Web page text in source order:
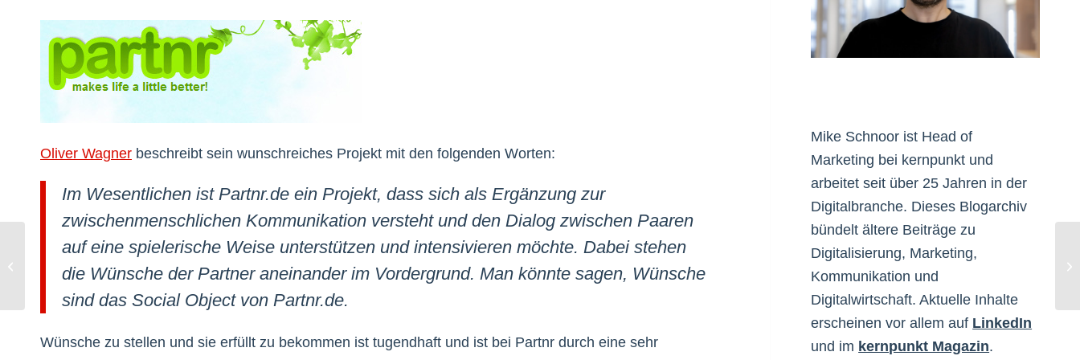
Oliver Wagner beschreibt sein wunschreiches Projekt mit den folgenden Worten:
Im Wesentlichen ist Partnr.de ein Projekt, dass sich als Ergänzung zur
zwischenmenschlichen Kommunikation versteht und den Dialog zwischen Paaren
auf eine spielerische Weise unterstützen und intensivieren möchte. Dabei stehen
die Wünsche der Partner aneinander im Vordergrund. Man könnte sagen, Wünsche
sind das Social Object von Partnr.de.
Wünsche zu stellen und sie erfüllt zu bekommen ist tugendhaft und ist bei Partnr durch eine sehr
Mike Schnoor ist Head of
Marketing bei kernpunkt und
arbeitet seit über 25 Jahren in der
Digitalbranche. Dieses Blogarchiv
bündelt ältere Beiträge zu
Digitalisierung, Marketing,
Kommunikation und
Digitalwirtschaft. Aktuelle Inhalte
erscheinen vor allem auf LinkedIn
und im kernpunkt Magazin.
Sponsored Tour